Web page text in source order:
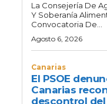
La Consejería De
Y Soberanía
Convocatoria De...
Agosto 6, 2026
Canarias
El PSOE
Canarias
descontrol